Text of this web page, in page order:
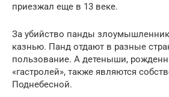
приезжал еще в 13 веке.
За убийство панды
казнью. Панд отдают в разные
пользование. А детеныши,
«гастролей», также являются
Поднебесной.